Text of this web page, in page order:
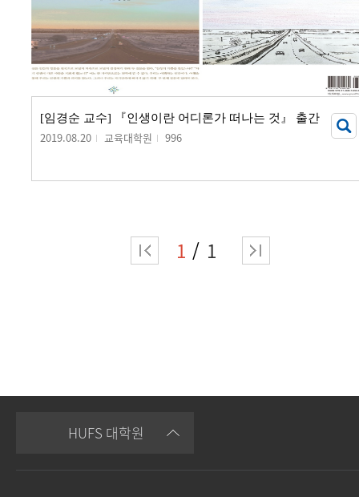
[임경순 교수] 『인생이란 어디론가 떠나는 것』 출간
2019.08.20 교육대학원 996
1 1
HUFS 대학원